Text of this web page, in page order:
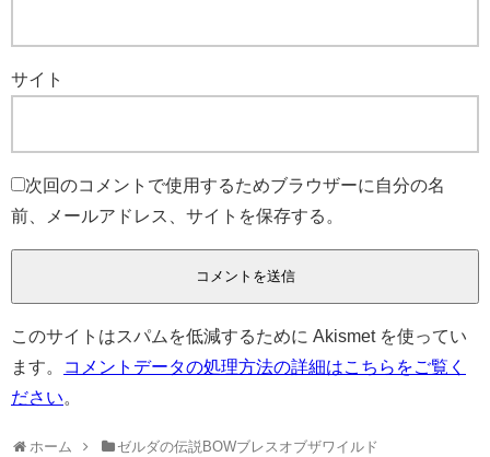
サイト
次回のコメントで使用するためブラウザーに自分の名
前、メールアドレス、サイトを保存する。
このサイトはスパムを低減するために Akismet を使ってい
ます。
コメントデータの処理方法の詳細はこちらをご覧く
ださい。
ホーム ゼルダの伝説BOWブレスオブザワイルド